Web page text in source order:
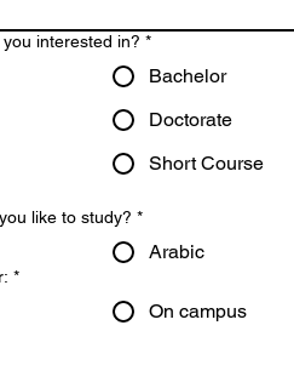
interested in? *
Bachelor
Doctorate
Short Course
like to study? *
Arabic
*
On campus